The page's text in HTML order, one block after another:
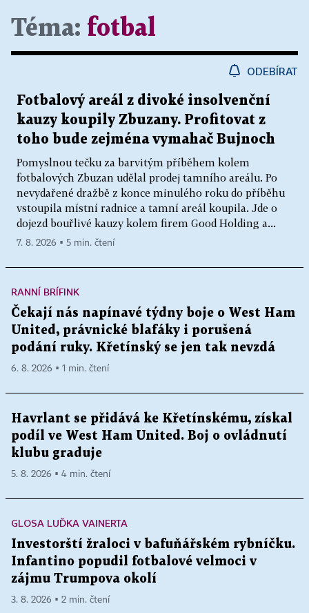
Téma: fotbal
ODEBÍRAT
Fotbalový areál z divoké insolvenční
kauzy koupily Zbuzany. Profitovat z
toho bude zejména vymahač Bujnoch
Pomyslnou tečku za barvitým příběhem kolem
fotbalových Zbuzan udělal prodej tamního areálu. Po
nevydařené dražbě z konce minulého roku do příběhu
vstoupila místní radnice a tamní areál koupila. Jde o
dojezd bouřlivé kauzy kolem firem Good Holding a...
7. 8. 2026 ▪ 5 min. čtení
RANNÍ BRÍFINK
Čekají nás napínavé týdny boje o West Ham
United, právnické blafáky i porušená
podání ruky. Křetínský se jen tak nevzdá
6. 8. 2026 ▪ 1 min. čtení
Havrlant se přidává ke Křetínskému, získal
podíl ve West Ham United. Boj o ovládnutí
klubu graduje
5. 8. 2026 ▪ 4 min. čtení
GLOSA LUĎKA VAINERTA
Investorští žraloci v bafuňářském rybníčku.
Infantino popudil fotbalové velmoci v
zájmu Trumpova okolí
3. 8. 2026 ▪ 2 min. čtení